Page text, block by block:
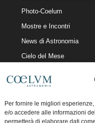
Per fornire le migliori
e/o accedere alle informazioni
permetterà di elaborare dati
Photo-Coelum
Mostre e Incontri
News di Astronomia
Cielo del Mese
Articoli e Risorse On-Line
Il Blog della Redazione